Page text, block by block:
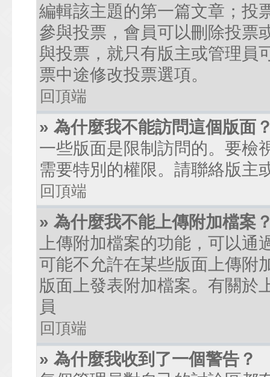
編輯該主題的第一篇文章；投
參與投票，會員可以刪除投票
與投票，就只有版主或管理員
票中途修改投票選項。
回頂端
» 為什麼我不能訪問這個版面
一些版面是限制訪問的。要檢
需要特別的權限。請聯絡版主
回頂端
» 為什麼我不能上傳附加檔案
上傳附加檔案的功能，可以
可能不允許在某些版面上傳附
版面上發表附加檔案。有關於
員
回頂端
» 為什麼我收到了一個警告？